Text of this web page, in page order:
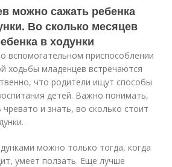
можно сажать ребенка
Во сколько месяцев
в ходунки
вспомогательном приспособлении
ходьбы младенцев встречаются
что родители ищут способы
детей. Важно понимать,
и знать, во сколько стоит
можно только тогда, когда
умеет ползать. Еще лучше